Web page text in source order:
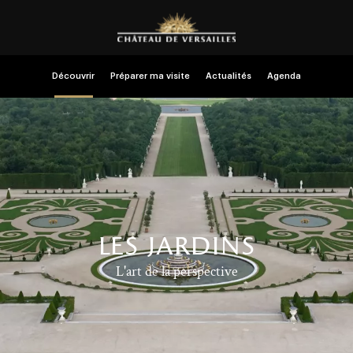
Découvrir Préparer ma visite Actualités Agenda
les jardins
L'art de la perspective